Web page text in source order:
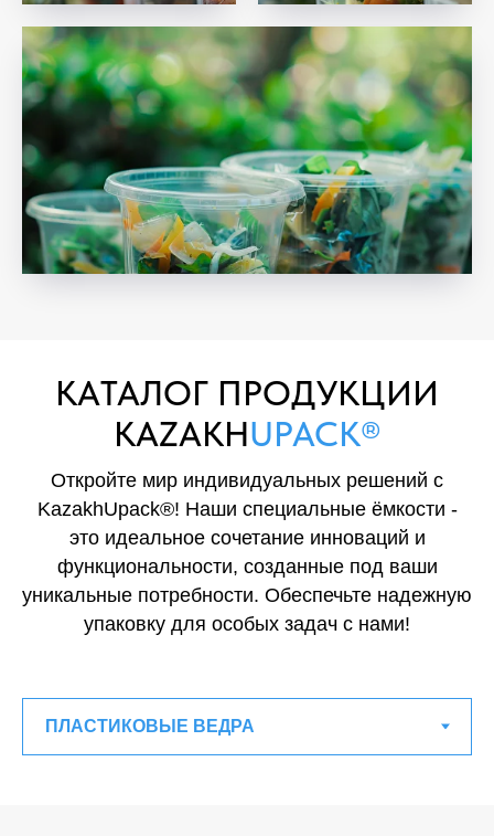
KAТАЛОГ ПРОДУКЦИИ
KAZAKHUPACK®
Откройте мир индивидуальных решений с
KazakhUpack®! Наши специальные ёмкости -
это идеальное сочетание инноваций и
функциональности, созданные под ваши
уникальные потребности. Обеспечьте надежную
упаковку для особых задач с нами!